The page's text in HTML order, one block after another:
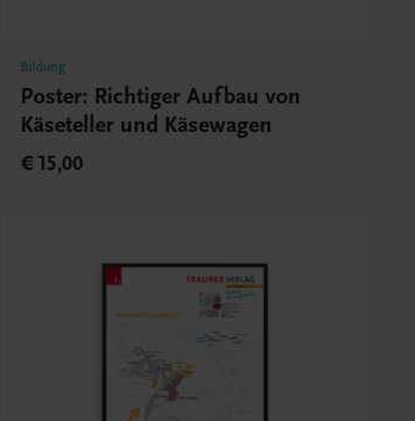
Bildung
Poster: Richtiger Aufbau von
Käseteller und Käsewagen
€ 15,00